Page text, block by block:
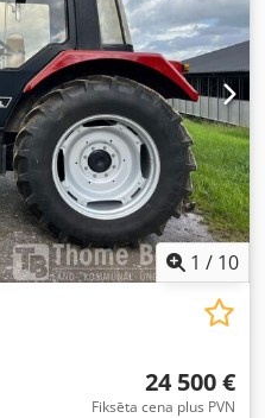
1 / 10
24 500 €
Fiksēta cena plus PVN